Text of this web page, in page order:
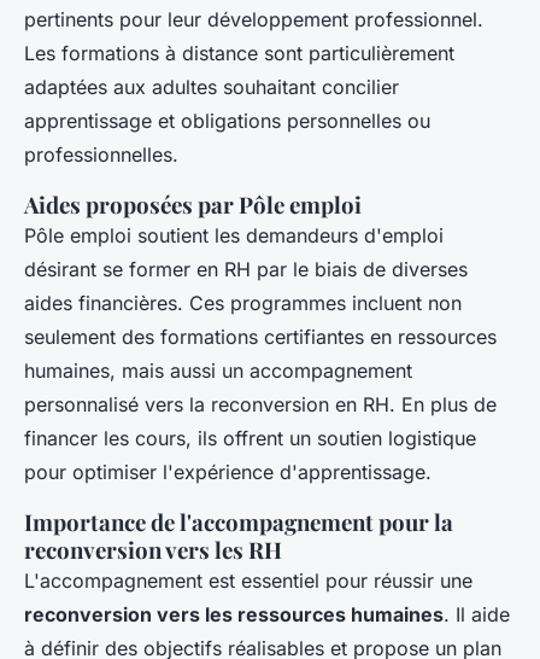
pertinents pour leur développement professionnel.
Les formations à distance sont particulièrement
adaptées aux adultes souhaitant concilier
apprentissage et obligations personnelles ou
professionnelles.
Aides proposées par Pôle emploi
Pôle emploi soutient les demandeurs d'emploi
désirant se former en RH par le biais de diverses
aides financières. Ces programmes incluent non
seulement des formations certifiantes en ressources
humaines, mais aussi un accompagnement
personnalisé vers la reconversion en RH. En plus de
financer les cours, ils offrent un soutien logistique
pour optimiser l'expérience d'apprentissage.
Importance de l'accompagnement pour la
reconversion vers les RH
L'accompagnement est essentiel pour réussir une
reconversion vers les ressources humaines. Il aide
à définir des objectifs réalisables et propose un plan